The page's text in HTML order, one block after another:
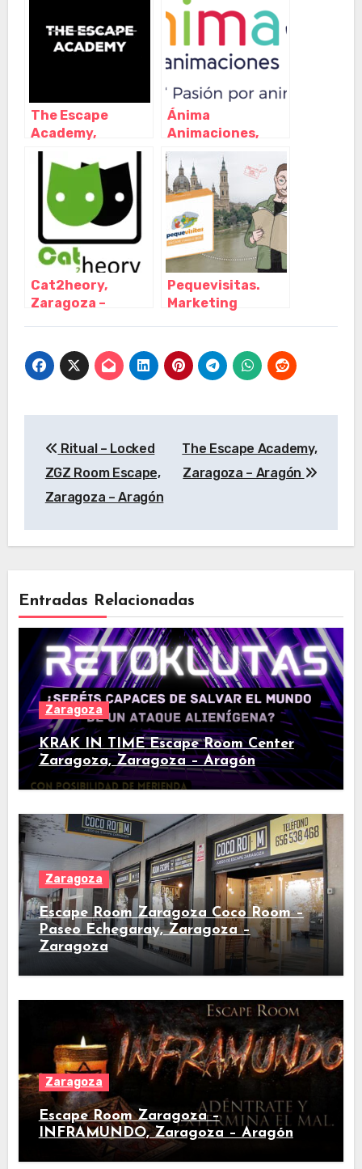
The Escape
Academy,
Zaragoza –
Aragón
Ánima
Animaciones,
Zaragoza –
Aragón
Cat2heory,
Zaragoza –
Pequevisitas.
Marketing
Zaragoza
de
entradas
Ritual – Locked
ZGZ Room Escape,
Zaragoza – Aragón
The Escape Academy,
Zaragoza – Aragón
Entradas Relacionadas
Zaragoza
KRAK IN TIME Escape Room Center
Zaragoza, Zaragoza – Aragón
Zaragoza
Escape Room Zaragoza Coco Room –
Paseo Echegaray, Zaragoza –
Zaragoza
Zaragoza
Escape Room Zaragoza –
INFRAMUNDO, Zaragoza – Aragón